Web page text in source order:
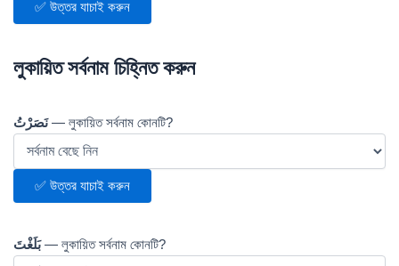
✅ উত্তর যাচাই করুন
লুকায়িত সর্বনাম চিহ্নিত করুন
نَصَرْتُ— লুকায়িত সর্বনাম কোনটি?
✅ উত্তর যাচাই করুন
بَلَغْتَ— লুকায়িত সর্বনাম কোনটি?